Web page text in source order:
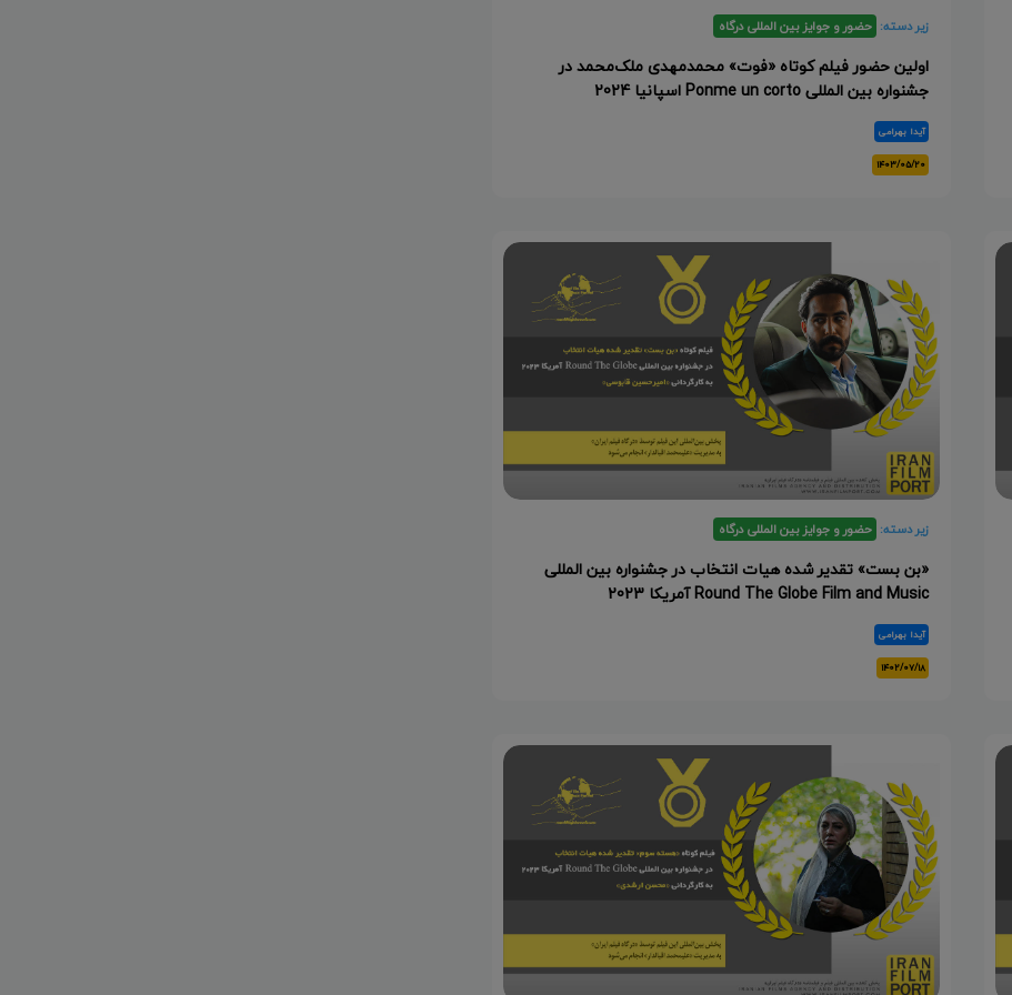
زیر دسته: حضور و جوایز بین المللی درگاه
اولین حضور فیلم کوتاه «فوت» محمدمهدی ملک‌محمد در
جشنواره بین المللی Ponme un corto اسپانیا 2024
آیدا بهرامی
۱۴۰۳/۰۵/۲۰
زیر دسته: حضور و جوایز بین المللی درگاه
«بن بست» تقدیر شده هیات انتخاب در جشنواره بین المللی
Round The Globe Film and Music آمریکا 2023
آیدا بهرامی
۱۴۰۲/۰۷/۱۸